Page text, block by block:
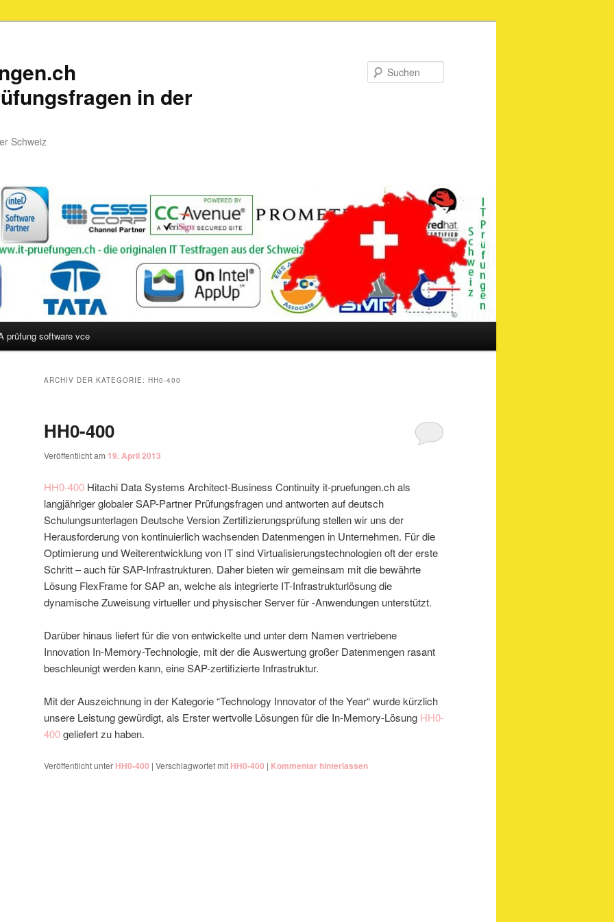
in der
Schweiz
prüfung software vce
ARCHIV DER KATEGORIE: HH0-400
HH0-400
Veröffentlicht am 19. April 2013
HH0-400 Hitachi Data Systems Architect-Business Continuity it-pruefungen.ch als
langjähriger globaler SAP-Partner Prüfungsfragen und antworten auf deutsch
Schulungsunterlagen Deutsche Version Zertifizierungsprüfung stellen wir uns der
Herausforderung von kontinuierlich wachsenden Datenmengen in Unternehmen. Für die
Optimierung und Weiterentwicklung von IT sind Virtualisierungstechnologien oft der erste
Schritt – auch für SAP-Infrastrukturen. Daher bieten wir gemeinsam mit die bewährte
Lösung FlexFrame for SAP an, welche als integrierte IT-Infrastrukturlösung die
dynamische Zuweisung virtueller und physischer Server für -Anwendungen unterstützt.
Darüber hinaus liefert für die von entwickelte und unter dem Namen vertriebene
Innovation In-Memory-Technologie, mit der die Auswertung großer Datenmengen rasant
beschleunigt werden kann, eine SAP-zertifizierte Infrastruktur.
Mit der Auszeichnung in der Kategorie “Technology Innovator of the Year“ wurde kürzlich
unsere Leistung gewürdigt, als Erster wertvolle Lösungen für die In-Memory-Lösung HH0-
400geliefert zu haben.
Veröffentlicht unter HH0-400 | Verschlagwortet mit HH0-400 | Kommentar hinterlassen